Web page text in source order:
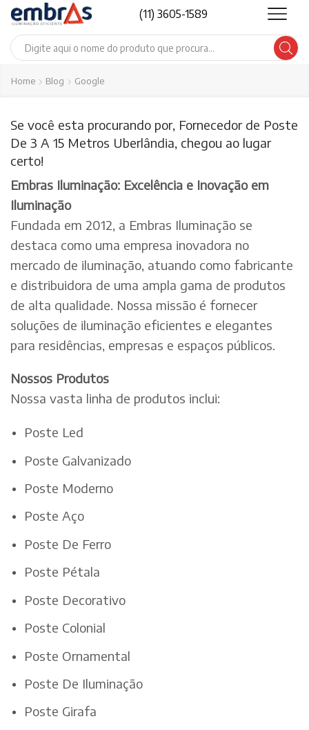
(11) 3605-1589
Search
Home Blog Google
Se você esta procurando por, Fornecedor de Poste
De 3 A 15 Metros Uberlândia, chegou ao lugar
certo!
Embras Iluminação: Excelência e Inovação em
Iluminação
Fundada em 2012, a Embras Iluminação se
destaca como uma empresa inovadora no
mercado de iluminação, atuando como fabricante
e distribuidora de uma ampla gama de produtos
de alta qualidade. Nossa missão é fornecer
soluções de iluminação eficientes e elegantes
para residências, empresas e espaços públicos.
Nossos Produtos
Nossa vasta linha de produtos inclui:
Poste Led
Poste Galvanizado
Poste Moderno
Poste Aço
Poste De Ferro
Poste Pétala
Poste Decorativo
Poste Colonial
Poste Ornamental
Poste De Iluminação
Poste Girafa